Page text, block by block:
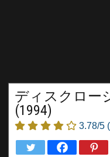
ディスクロー
(1994)
3.78/5